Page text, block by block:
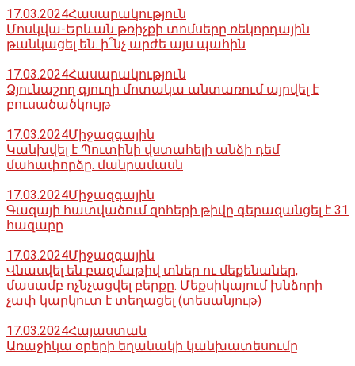
17.03.2024Հասարակություն
Մոսկվա-Երևան թռիչքի տոմսերը ռեկորդային
թանկացել են. ի՞նչ արժե այս պահին
17.03.2024Հասարակություն
Ձյունաշող գյուղի մոտակա անտառում այրվել է
բուսածածկույթ
17.03.2024Միջազգային
Կանխվել է Պուտինի վստահելի անձի դեմ
մահափորձը. մանրամասն
17.03.2024Միջազգային
Գազայի հատվածում զոհերի թիվը գերազանցել է 31
հազարը
17.03.2024Միջազգային
Վնասվել են բազմաթիվ տներ ու մեքենաներ,
մասամբ ոչնչացվել բերքը. Մեքսիկայում խնձորի
չափ կարկուտ է տեղացել (տեսանյութ)
17.03.2024Հայաստան
Առաջիկա օրերի եղանակի կանխատեսումը